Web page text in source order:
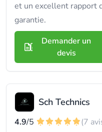
et un excellent rapport
garantie.
Demander un
devis
Sch Technics
4.9/5
(7